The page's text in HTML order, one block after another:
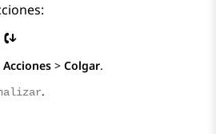
Acciones > Colgar.
.